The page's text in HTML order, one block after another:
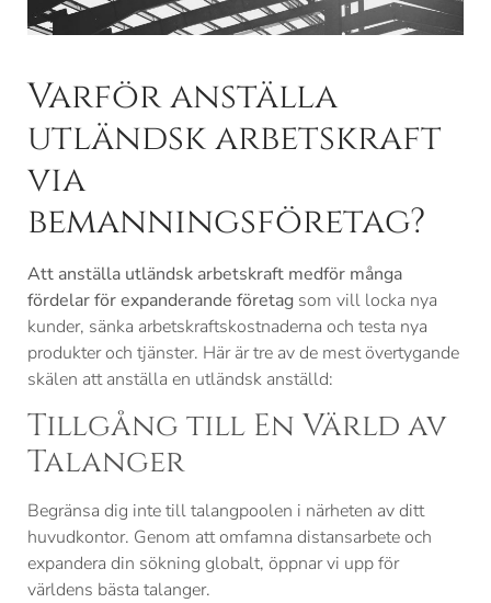
Varför anställa
utländsk arbetskraft
via
bemanningsföretag?
Att anställa utländsk arbetskraft medför många
fördelar för expanderande företag som vill locka nya
kunder, sänka arbetskraftskostnaderna och testa nya
produkter och tjänster. Här är tre av de mest övertygande
skälen att anställa en utländsk anställd:
Tillgång till En Värld av
Talanger
Begränsa dig inte till talangpoolen i närheten av ditt
huvudkontor. Genom att omfamna distansarbete och
expandera din sökning globalt, öppnar vi upp för
världens bästa talanger.